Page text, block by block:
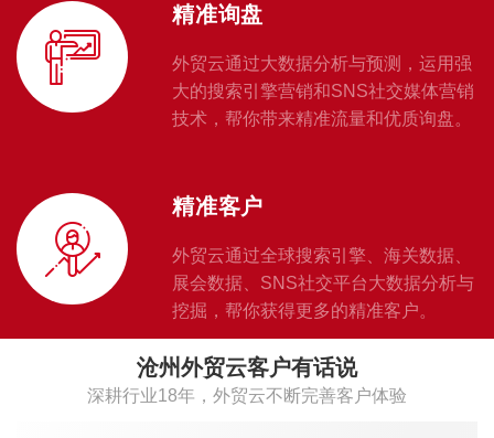
精准询盘
外贸云通过大数据分析与预测，运用强
大的搜索引擎营销和SNS社交媒体营销
技术，帮你带来精准流量和优质询盘。
精准客户
外贸云通过全球搜索引擎、海关数据、
展会数据、SNS社交平台大数据分析与
挖掘，帮你获得更多的精准客户。
沧州外贸云客户有话说
深耕行业18年，外贸云不断完善客户体验